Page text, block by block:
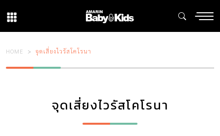
HOME จุดเสี่ยงไวรัสโคโรนา
จุดเสี่ยงไวรัสโคโรนา